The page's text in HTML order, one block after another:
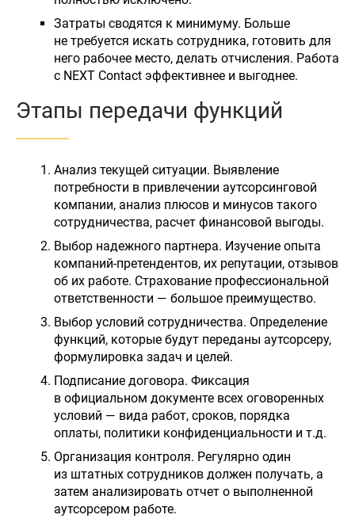
Затраты сводятся к минимуму. Больше
не требуется искать сотрудника, готовить для
него рабочее место, делать отчисления. Работа
с NEXT Contact эффективнее и выгоднее.
Этапы передачи функций
Анализ текущей ситуации. Выявление
потребности в привлечении аутсорсинговой
компании, анализ плюсов и минусов такого
сотрудничества, расчет финансовой выгоды.
Выбор надежного партнера. Изучение опыта
компаний-претендентов, их репутации, отзывов
об их работе. Страхование профессиональной
ответственности — большое преимущество.
Выбор условий сотрудничества. Определение
функций, которые будут переданы аутсорсеру,
формулировка задач и целей.
Подписание договора. Фиксация
в официальном документе всех оговоренных
условий — вида работ, сроков, порядка
оплаты, политики конфиденциальности и т.д.
Организация контроля. Регулярно один
из штатных сотрудников должен получать, а
затем анализировать отчет о выполненной
аутсорсером работе.